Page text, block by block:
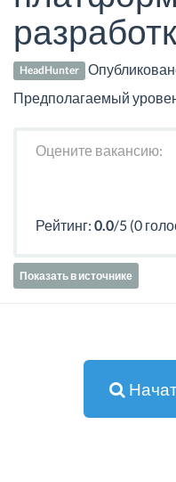
HeadHunter
Предполагаемый
Оцените вакансию:
Рейтинг: 0.0/5 (0
Показать в источнике